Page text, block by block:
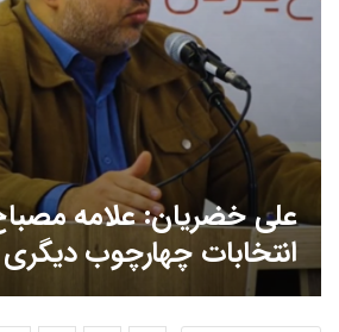
علی خضریان: علامه
انتخابات چهارچوب